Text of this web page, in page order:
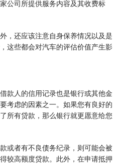
公司所提供服务内容及其收费标
，还应该注意自身保养情况以及是
这些都会对汽车的评估价值产生影
款人的信用记录也是银行或其他金
考虑的因素之一。如果您有良好的
所有贷款，那么银行就更愿意给您
或者有不良债务纪录，则可能会被
较高额度贷款。此外，在申请抵押